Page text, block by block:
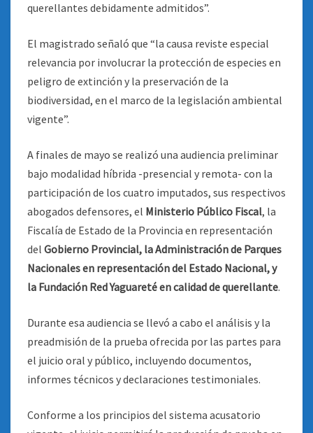
querellantes debidamente admitidos”.
El magistrado señaló que “la causa reviste especial
relevancia por involucrar la protección de especies en
peligro de extinción y la preservación de la
biodiversidad, en el marco de la legislación ambiental
vigente”.
A finales de mayo se realizó una audiencia preliminar
bajo modalidad híbrida -presencial y remota- con la
participación de los cuatro imputados, sus respectivos
abogados defensores, el Ministerio Público Fiscal, la
Fiscalía de Estado de la Provincia en representación
del Gobierno Provincial, la Administración de Parques
Nacionales en representación del Estado Nacional, y
la Fundación Red Yaguareté en calidad de querellante.
Durante esa audiencia se llevó a cabo el análisis y la
preadmisión de la prueba ofrecida por las partes para
el juicio oral y público, incluyendo documentos,
informes técnicos y declaraciones testimoniales.
Conforme a los principios del sistema acusatorio